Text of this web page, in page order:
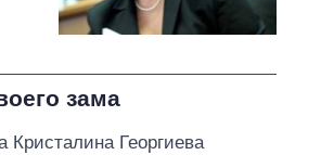
зама
Кристалина Георгиева